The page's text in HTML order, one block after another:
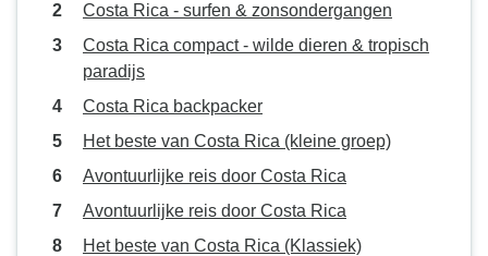
Costa Rica - surfen & zonsondergangen
Costa Rica compact - wilde dieren & tropisch
paradijs
Costa Rica backpacker
Het beste van Costa Rica (kleine groep)
Avontuurlijke reis door Costa Rica
Avontuurlijke reis door Costa Rica
Het beste van Costa Rica (Klassiek)